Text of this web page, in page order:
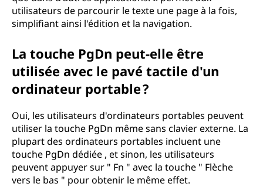
utilisateurs de parcourir le texte une page à la fois,
simplifiant ainsi l'édition et la navigation.
La touche PgDn peut-elle être
utilisée avec le pavé tactile d'un
ordinateur portable ?
Oui, les utilisateurs d'ordinateurs portables peuvent
utiliser la touche PgDn même sans clavier externe. La
plupart des ordinateurs portables incluent une
touche PgDn dédiée , et sinon, les utilisateurs
peuvent appuyer sur " Fn " avec la touche " Flèche
vers le bas " pour obtenir le même effet.